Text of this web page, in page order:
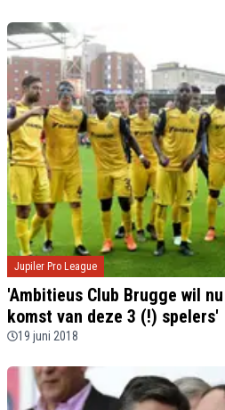
Jupiler Pro League
'Ambitieus Club Brugge wil
komst van deze 3 (!) spelers'
19 juni 2018